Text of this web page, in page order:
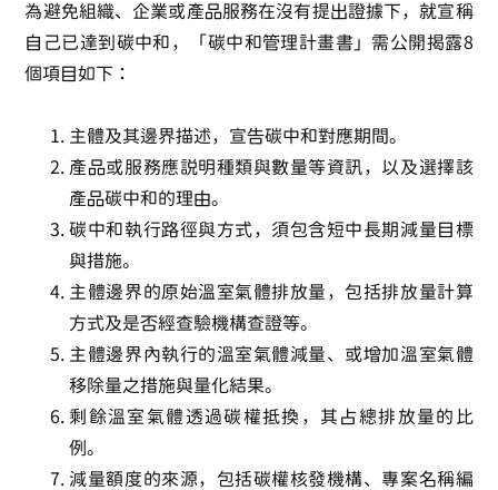
為避免組織、企業或產品服務在沒有提出證據下，就宣稱
自己已達到碳中和，「碳中和管理計畫書」需公開揭露8
個項目如下：
主體及其邊界描述，宣告碳中和對應期間。
產品或服務應說明種類與數量等資訊，以及選擇該
產品碳中和的理由。
碳中和執行路徑與方式，須包含短中長期減量目標
與措施。
主體邊界的原始溫室氣體排放量，包括排放量計算
方式及是否經查驗機構查證等。
主體邊界內執行的溫室氣體減量、或增加溫室氣體
移除量之措施與量化結果。
剩餘溫室氣體透過碳權抵換，其占總排放量的比
例。
減量額度的來源，包括碳權核發機構、專案名稱編